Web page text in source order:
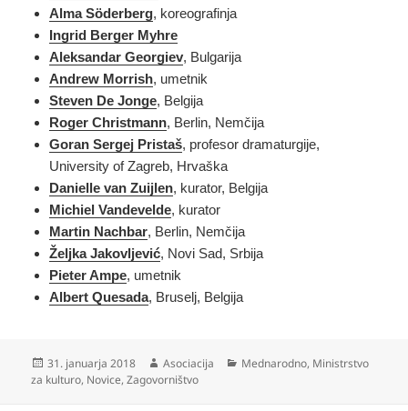
Alma Söderberg, koreografinja
Ingrid Berger Myhre
Aleksandar Georgiev, Bulgarija
Andrew Morrish, umetnik
Steven De Jonge, Belgija
Roger Christmann, Berlin, Nemčija
Goran Sergej Pristaš, profesor dramaturgije,
University of Zagreb, Hrvaška
Danielle van Zuijlen, kurator, Belgija
Michiel Vandevelde, kurator
Martin Nachbar, Berlin, Nemčija
Željka Jakovljević, Novi Sad, Srbija
Pieter Ampe, umetnik
Albert Quesada, Bruselj, Belgija
Objavljeno
dne
31. januarja 2018 Avtor
Asociacija Kategorije
Mednarodno, Ministrstvo
za kulturo, Novice,Zagovorništvo